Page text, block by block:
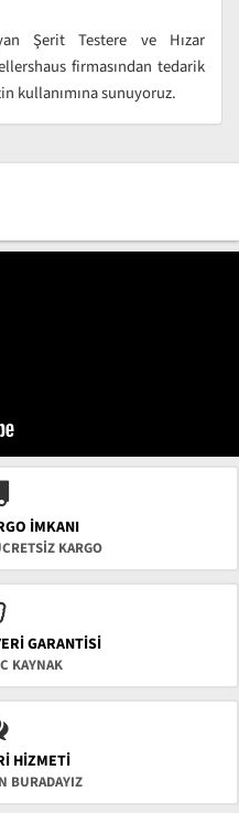
Şerit Testere ve Hızar
firmasından tedarik
kullanımına sunuyoruz.
İMKANI
KARGO
GARANTISI
KAYNAK
HİZMETİ
BURADAYIZ